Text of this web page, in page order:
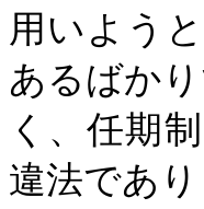
用いよう
あるばか
く、任期
違法であり